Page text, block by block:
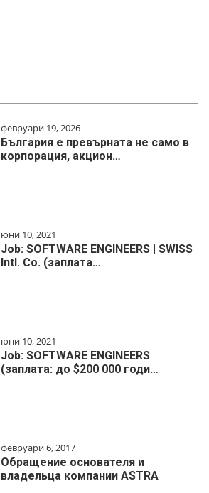
февруари 19, 2026
България е превърната не само в
корпорация, акцион…
юни 10, 2021
Job: SOFTWARE ENGINEERS | SWISS
Intl. Co. (заплата…
юни 10, 2021
Job: SOFTWARE ENGINEERS
(заплата: до $200 000 годи…
февруари 6, 2017
Обращение основателя и
владельца компании ASTRA